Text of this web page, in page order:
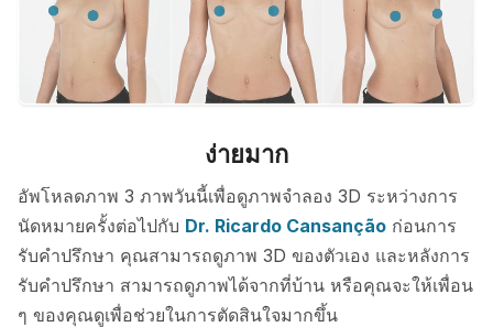
ง่ายมาก
อัพโหลดภาพ 3 ภาพวันนี้เพื่อดูภาพจำลอง 3D ระหว่างการ
นัดหมายครั้งต่อไปกับ Dr. Ricardo Cansanção ก่อนการ
รับคำปรึกษา คุณสามารถดูภาพ 3D ของตัวเอง และหลังการ
รับคำปรึกษา สามารถดูภาพได้จากที่บ้าน หรือคุณจะให้เพื่อน
ๆ ของคุณดูเพื่อช่วยในการตัดสินใจมากขึ้น